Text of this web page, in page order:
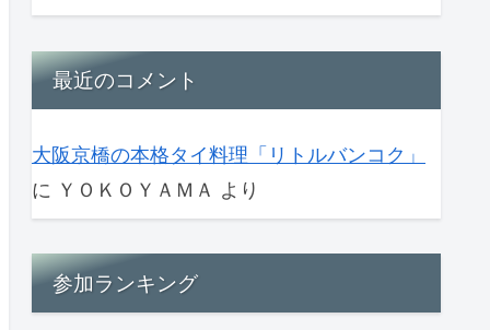
最近のコメント
大阪京橋の本格タイ料理「リトルバンコク」
に ＹＯＫＯＹＡＭＡ より
参加ランキング